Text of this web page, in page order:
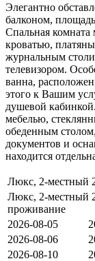
Элегантно
балконом,
Спальная
кроватью,
журнальным
телевизором.
ванна,
этого к Вашим
душевой
мебелью,
обеденным
документов и
находится
Люкс, 2-местный
Люкс, 2-местный
проживание
2026-08-05
2026-08-06
2026-08-10